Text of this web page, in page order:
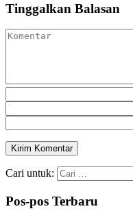
Tinggalkan Balasan
Kirim Komentar
Cari untuk:
Pos-pos Terbaru